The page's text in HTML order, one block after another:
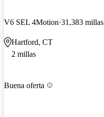
V6 SEL 4Motion 31,383 millas
Hartford, CT
2 millas
Buena oferta